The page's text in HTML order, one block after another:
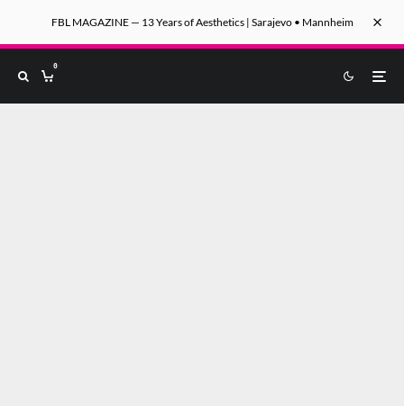
FBL MAGAZINE — 13 Years of Aesthetics | Sarajevo • Mannheim
0